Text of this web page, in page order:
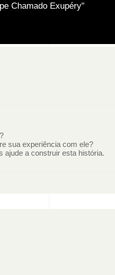
Chamado Exupéry"
sua experiência com ele?
ajude a construir esta história.